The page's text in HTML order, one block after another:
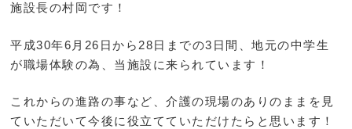
施設長の村岡です！
平成30年6月26日から28日までの3日間、地元の中学生
が職場体験の為、当施設に来られています！
これからの進路の事など、介護の現場のありのままを見
ていただいて今後に役立てていただけたらと思います！